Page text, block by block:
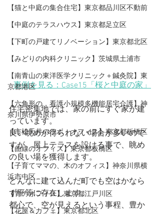
【猫と中庭の集合住宅】東京都品川区不動前
【中庭のテラスハウス】東京都足立区
【下町の戸建てリノベーション】東京都北区
【みどりの内科クリニック】茨城県土浦市
【​南青山の東洋医学クリニック＋鍼灸院】東
京都港区
【六角形の、看護小規模多機能居宅介護】神
奈川県伊勢原市
【市松天井のラボ・オフィス】東京都板橋区
【曲線のオフィス】東京都板橋区
【子育てママの、木のオフィス】神奈川県横
浜市中区
【青のオフィス】東京都江戸川区
【花屋＆カフェ】東京都北区
事例を見る：Case15「桜と中庭の家」
住宅密集地では、家の前にすぐ家が建
っています。
良い眺めが得られない場合が多いので
すが。屋上テラスを設ける事で、眺め
の良い場を獲得します。
どんなに建て込んだ町でも空はかなら
ず平等に存在します。
都心で、空が見えるという事程、豊か